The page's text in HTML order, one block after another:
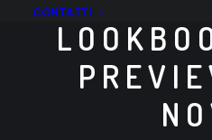
CONTATTI